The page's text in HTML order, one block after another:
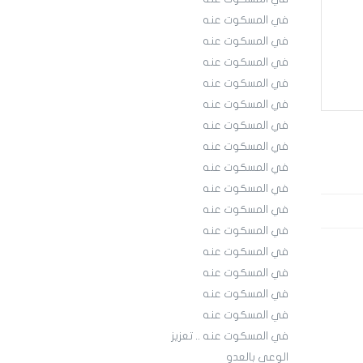
في المسكوت عنه
في المسكوت عنه
في المسكوت عنه
في المسكوت عنه
في المسكوت عنه
في المسكوت عنه
في المسكوت عنه
في المسكوت عنه
في المسكوت عنه
في المسكوت عنه
في المسكوت عنه
في المسكوت عنه
في المسكوت عنه
في المسكوت عنه
في المسكوت عنه
في المسكوت عنه .. تعزيز
الوعي بالعدو